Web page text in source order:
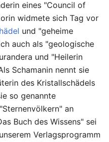
eines "Council of
widmete sich Tag vor
und "geheime
auch als "geologische
und "Heilerin
Schamanin nennt sie
des Kristallschädels
so genannte
an
Buch des Wissens" sei
Verlagsprogramm